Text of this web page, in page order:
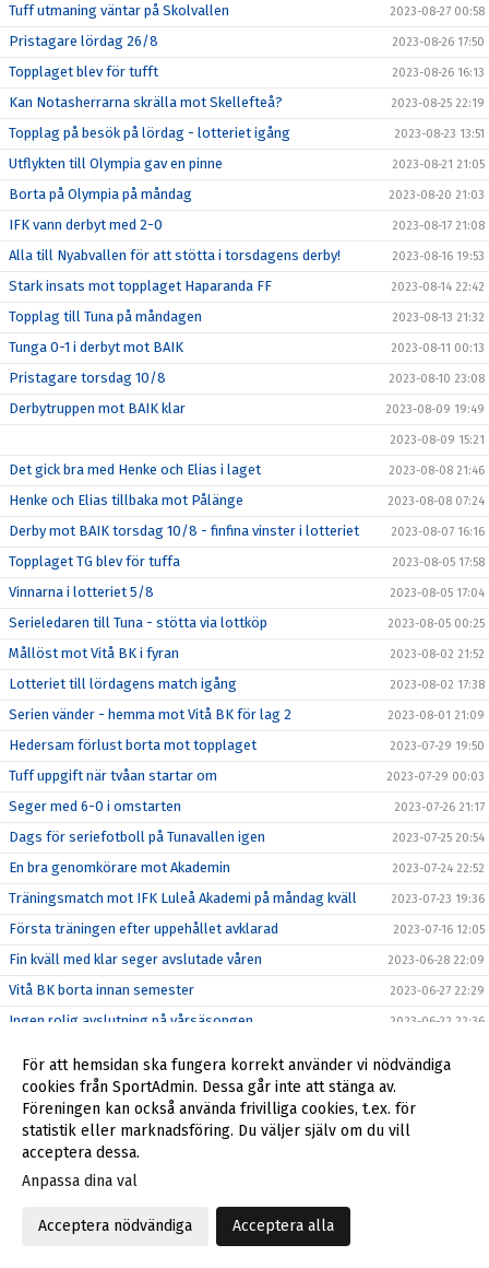
Tuff utmaning väntar på Skolvallen 2023-08-27 00:58
Pristagare lördag 26/8 2023-08-26 17:50
Topplaget blev för tufft 2023-08-26 16:13
Kan Notasherrarna skrälla mot Skellefteå? 2023-08-25 22:19
Topplag på besök på lördag - lotteriet igång 2023-08-23 13:51
Utflykten till Olympia gav en pinne 2023-08-21 21:05
Borta på Olympia på måndag 2023-08-20 21:03
IFK vann derbyt med 2-0 2023-08-17 21:08
Alla till Nyabvallen för att stötta i torsdagens derby! 2023-08-16 19:53
Stark insats mot topplaget Haparanda FF 2023-08-14 22:42
Topplag till Tuna på måndagen 2023-08-13 21:32
Tunga 0-1 i derbyt mot BAIK 2023-08-11 00:13
Pristagare torsdag 10/8 2023-08-10 23:08
Derbytruppen mot BAIK klar 2023-08-09 19:49
2023-08-09 15:21
Det gick bra med Henke och Elias i laget 2023-08-08 21:46
Henke och Elias tillbaka mot Pålänge 2023-08-08 07:24
Derby mot BAIK torsdag 10/8 - finfina vinster i lotteriet 2023-08-07 16:16
Topplaget TG blev för tuffa 2023-08-05 17:58
Vinnarna i lotteriet 5/8 2023-08-05 17:04
Serieledaren till Tuna - stötta via lottköp 2023-08-05 00:25
Mållöst mot Vitå BK i fyran 2023-08-02 21:52
Lotteriet till lördagens match igång 2023-08-02 17:38
Serien vänder - hemma mot Vitå BK för lag 2 2023-08-01 21:09
Hedersam förlust borta mot topplaget 2023-07-29 19:50
Tuff uppgift när tvåan startar om 2023-07-29 00:03
Seger med 6-0 i omstarten 2023-07-26 21:17
Dags för seriefotboll på Tunavallen igen 2023-07-25 20:54
En bra genomkörare mot Akademin 2023-07-24 22:52
Träningsmatch mot IFK Luleå Akademi på måndag kväll 2023-07-23 19:36
Första träningen efter uppehållet avklarad 2023-07-16 12:05
Fin kväll med klar seger avslutade våren 2023-06-28 22:09
Vitå BK borta innan semester 2023-06-27 22:29
Ingen rolig avslutning på vårsäsongen 2023-06-22 22:36
Sexpoängsmatch inleder midsommar - 50/50 är igång 2023-06-21 22:38
Viktor höll vad han lovade - seger med 10-0 2023-06-20 22:50
Viktor hoppas på en underhållande match ikväll
Stötta herrarna och vinn en peng i ”Midsommar 50/50”
Tung förlust efter tappad ledning
Första fullträffen kommer i Sveriges mittpunkt?
För att hemsidan ska fungera korrekt använder vi nödvändiga
cookies från SportAdmin. Dessa går inte att stänga av.
Föreningen kan också använda frivilliga cookies, t.ex. för
statistik eller marknadsföring. Du väljer själv om du vill
acceptera dessa.
Anpassa dina val
Acceptera nödvändiga Acceptera alla